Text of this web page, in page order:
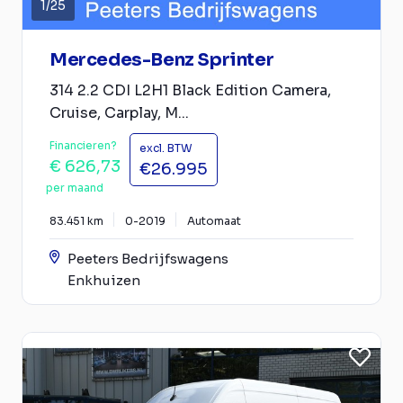
1 /25
Mercedes-Benz Sprinter
314 2.2 CDI L2H1 Black Edition Camera,
Cruise, Carplay, M...
Financieren?
€ 626,73
per maand
excl. BTW
€26.995
83.451 km 0-2019 Automaat
Peeters Bedrijfswagens
Enkhuizen